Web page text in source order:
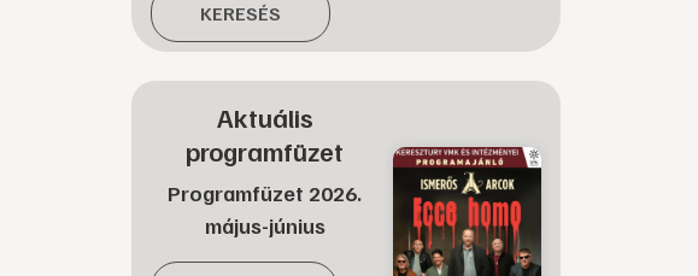
KERESÉS
Aktuális
programfüzet
Programfüzet 2026.
május-június